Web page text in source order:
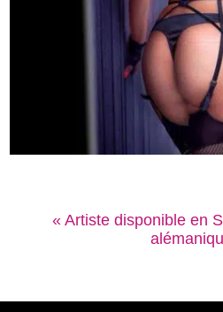
« Artiste disponible en